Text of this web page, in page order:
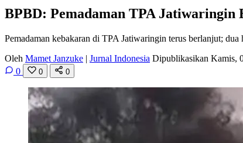
BPBD: Pemadaman TPA
Pemadaman kebakaran di TPA Jatiwaringin terus berlanjut;
Oleh Mamet Janzuke | Jurnal Indonesia Dipublikasikan Kamis,
0
0 0